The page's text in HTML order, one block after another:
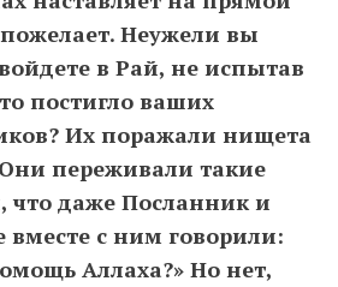
пожелает. Неужели вы
в Рай, не испытав
постигло ваших
Их поражали нищета
переживали такие
что даже Посланник и
вместе с ним говорили:
Аллаха?» Но нет,